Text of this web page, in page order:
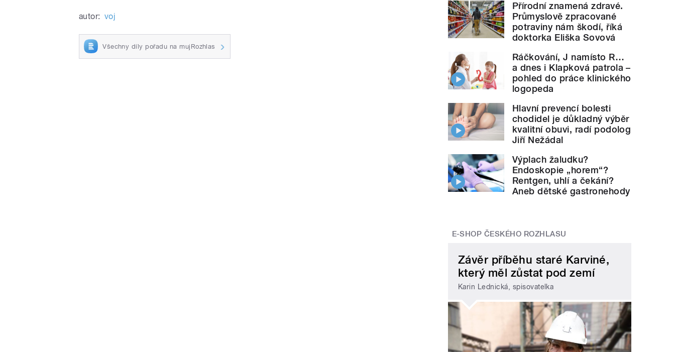
autor: voj
Všechny díly pořadu na mujRozhlas
Přírodní znamená zdravé.
Průmyslově zpracované
potraviny nám škodí, říká
doktorka Eliška Sovová
Ráčkování, J namísto R…
a dnes i Klapková patrola –
pohled do práce klinického
logopeda
Hlavní prevencí bolesti
chodidel je důkladný výběr
kvalitní obuvi, radí podolog
Jiří Nežádal
Výplach žaludku?
Endoskopie „horem“?
Rentgen, uhlí a čekání?
Aneb dětské gastronehody
E-SHOP ČESKÉHO ROZHLASU
Závěr příběhu staré Karviné,
který měl zůstat pod zemí
Karin Lednická, spisovatelka